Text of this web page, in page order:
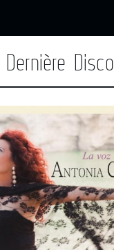
Dernière Disco